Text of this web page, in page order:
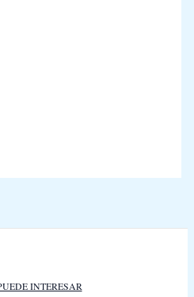
INTERESAR